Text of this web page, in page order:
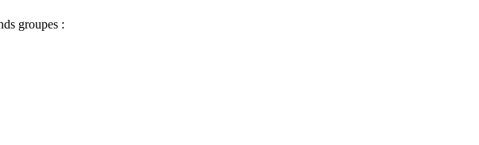
groupes :